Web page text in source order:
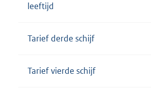
leeftijd
Tarief derde schijf
Tarief vierde schijf